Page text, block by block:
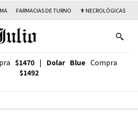
FARMACIAS DE TURNO ✟ NECROLÓGICAS
$1470 | Dolar Blue Compra
$1492